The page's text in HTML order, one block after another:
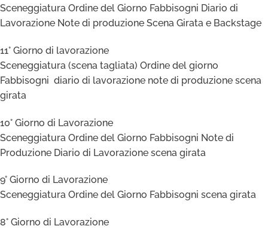
Sceneggiatura Ordine del Giorno Fabbisogni Diario di
Lavorazione Note di produzione Scena Girata e Backstage
11° Giorno di lavorazione
Sceneggiatura (scena tagliata) Ordine del giorno
Fabbisogni diario di lavorazione note di produzione scena
girata
10° Giorno di Lavorazione
Sceneggiatura Ordine del Giorno Fabbisogni Note di
Produzione Diario di Lavorazione scena girata
9° Giorno di Lavorazione
Sceneggiatura Ordine del Giorno Fabbisogni scena girata
8° Giorno di Lavorazione